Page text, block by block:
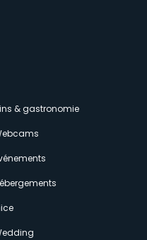
& gastronomie